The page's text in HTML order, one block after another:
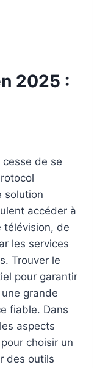
2025 :
de se
solution
accéder à
télévision, de
les services
Trouver le
pour garantir
grande
fiable. Dans
aspects
choisir un
des outils